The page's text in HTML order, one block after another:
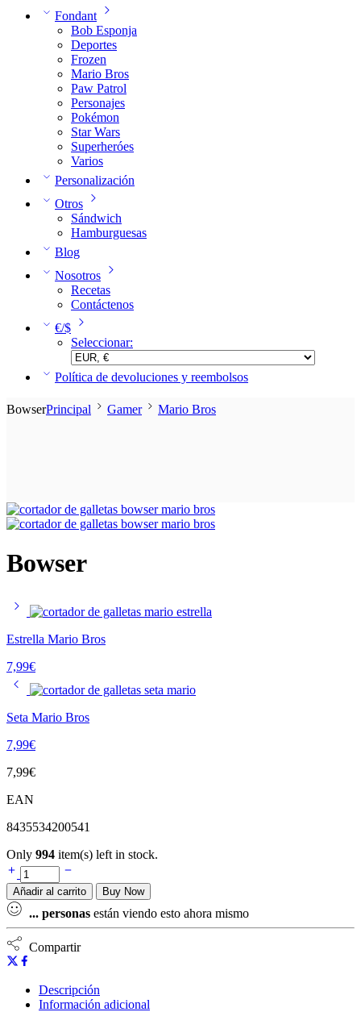
Fondant
Bob Esponja
Deportes
Frozen
Mario Bros
Paw Patrol
Personajes
Pokémon
Star Wars
Superheróes
Varios
Personalización
Otros
Sándwich
Hamburguesas
Blog
Nosotros
Recetas
Contáctenos
€/$
Seleccionar:
Política de devoluciones y reembolsos
BowserPrincipal Gamer Mario Bros
Bowser
Estrella Mario Bros
7,99€
Seta Mario Bros
7,99€
7,99€
EAN
8435534200541
Only 994 item(s) left in stock.
Añadir al carrito Buy Now
... personas están viendo esto ahora mismo
Compartir
Descripción
Información adicional